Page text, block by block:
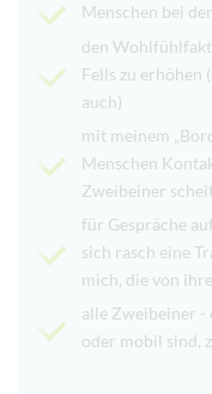
Menschen bei
den
Fells zu
auch)
mit meinem
Menschen
Zweibeiner
für Gespräche
sich rasch eine
mich, die von
alle Zweibeiner -
oder mobil sind,